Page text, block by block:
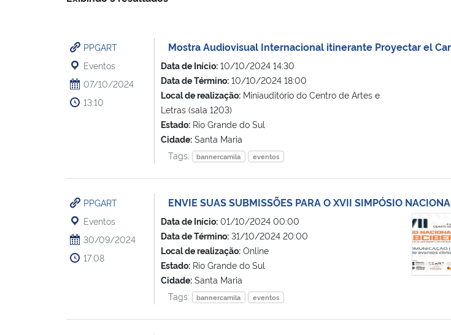
PPGART
Eventos
07/10/2024
13:10
Mostra Audiovisual Internacional itinerante Proyectar el
Data de Início:10/10/2024 14:30
Data de Término:10/10/2024 18:00
Local de realização:Miniauditório do Centro de Artes e
Letras (sala 1203)
Estado:Rio Grande do Sul
Cidade:Santa Maria
Tags:
bannercamila eventos
PPGART
Eventos
30/09/2024
17:08
ENVIE SUAS SUBMISSÕES PARA O XVII SIMPÓSIO
Data de Início:01/10/2024 00:00
Data de Término:31/10/2024 20:00
Local de realização:Online
Estado:Rio Grande do Sul
Cidade:Santa Maria
ENVIE
Tags: bannercamila eventos